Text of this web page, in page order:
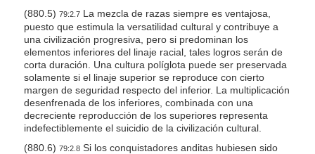
(880.5) 79:2.7La mezcla de razas siempre es ventajosa,
puesto que estimula la versatilidad cultural y contribuye a
una civilización progresiva, pero si predominan los
elementos inferiores del linaje racial, tales logros serán de
corta duración. Una cultura políglota puede ser preservada
solamente si el linaje superior se reproduce con cierto
margen de seguridad respecto del inferior. La multiplicación
desenfrenada de los inferiores, combinada con una
decreciente reproducción de los superiores representa
indefectiblemente el suicidio de la civilización cultural.
(880.6) 79:2.8Si los conquistadores anditas hubiesen sido